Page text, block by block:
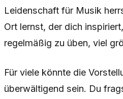
Leidenschaft für Musik
Ort lernst, der dich
regelmäßig zu üben, viel
Für viele könnte die
überwältigend sein. Du